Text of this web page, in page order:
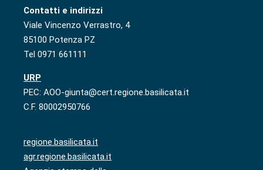
Contatti e indirizzi
Viale Vincenzo Verrastro, 4
85100 Potenza PZ
Tel 0971 661111
URP
PEC: AOO-giunta@cert.regione.basilicata.it
C.F. 80002950766
regione.basilicata.it
agr.regione.basilicata.it